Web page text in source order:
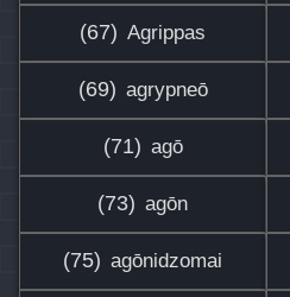
(67) Agrippas
(69) agrypneō
(71) agō
(73) agōn
(75) agōnidzomai